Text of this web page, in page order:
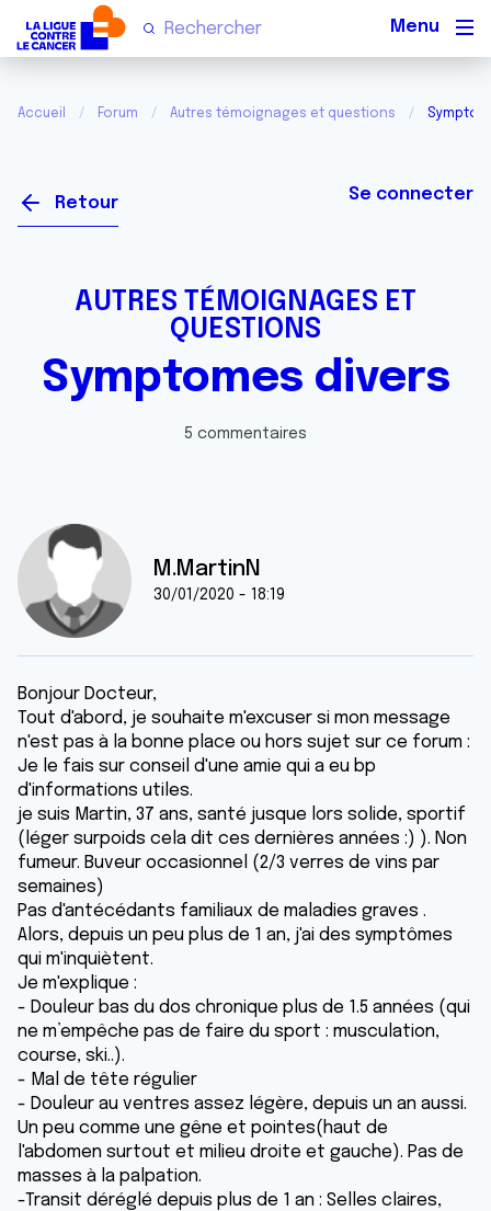
Accueil Forum Autres témoignages et questions
Retour Se connecter
AUTRES TÉMOIGNAGES ET
QUESTIONS
Symptomes divers
5 commentaires
M.MartinN
30/01/2020 - 18:19
Bonjour Docteur,
Tout d'abord, je souhaite m'excuser si mon message
n'est pas à la bonne place ou hors sujet sur ce forum :
Je le fais sur conseil d'une amie qui a eu bp
d'informations utiles.
je suis Martin, 37 ans, santé jusque lors solide, sportif
(léger surpoids cela dit ces dernières années :) ). Non
fumeur. Buveur occasionnel (2/3 verres de vins par
semaines)
Pas d'antécédants familiaux de maladies graves .
Alors, depuis un peu plus de 1 an, j'ai des symptômes
qui m'inquiètent.
Je m'explique :
- Douleur bas du dos chronique plus de 1.5 années (qui
ne m’empêche pas de faire du sport : musculation,
course, ski..).
- Mal de tête régulier
- Douleur au ventres assez légère, depuis un an aussi.
Un peu comme une gêne et pointes(haut de
l'abdomen surtout et milieu droite et gauche). Pas de
masses à la palpation.
-Transit déréglé depuis plus de 1 an : Selles claires,